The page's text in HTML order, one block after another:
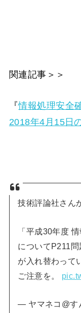
関連記事＞＞
『情報処理安全
2018年4月15日
技術評論社さん
「平成30年度
についてP211
が入れ替わって
ご注意を。
— ヤマネコ@す